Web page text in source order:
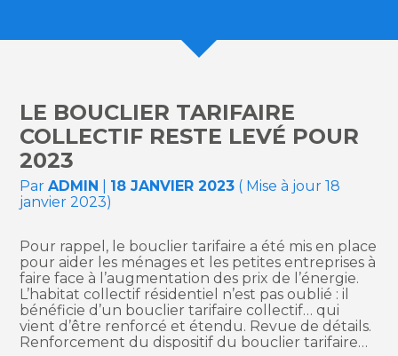
LE BOUCLIER TARIFAIRE
COLLECTIF RESTE LEVÉ POUR
2023
ParADMIN 18 JANVIER 2023 ( Mise à jour 18
janvier 2023)
Pour rappel, le bouclier tarifaire a été mis en place
pour aider les ménages et les petites entreprises à
faire face à l’augmentation des prix de l’énergie.
L’habitat collectif résidentiel n’est pas oublié : il
bénéficie d’un bouclier tarifaire collectif… qui
vient d’être renforcé et étendu. Revue de détails.
Renforcement du dispositif du bouclier tarifaire…